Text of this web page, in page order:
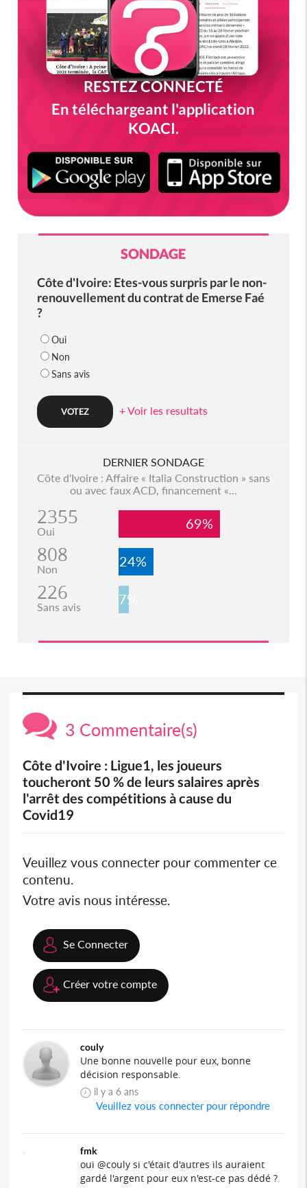
RESTEZ CONNECTÉ
En téléchargeant l'application
KOACI.
SONDAGE
Côte d'Ivoire: Etes-vous surpris par le non-
renouvellement du contrat de Emerse Faé
?
Oui
Non
Sans avis
+ Voir les resultats
DERNIER SONDAGE
Côte d'Ivoire : Affaire « Italia Construction » sans
ou avec faux ACD, financement «...
2355
Oui 69%
808
Non 24%
226
Sans avis 7%
3 Commentaire(s)
Côte d'Ivoire : Ligue1, les joueurs
toucheront 50 % de leurs salaires après
l'arrêt des compétitions à cause du
Covid19
Veuillez vous connecter pour commenter ce
contenu.
Votre avis nous intéresse.
Se Connecter
Créer votre compte
couly
Une bonne nouvelle pour eux, bonne
décision responsable.
il y a 6 ans
Veuillez vous connecter pour répondre
fmk
oui @couly si c'était d'autres ils auraient
gardé l'argent pour eux n'est-ce pas dédé ?